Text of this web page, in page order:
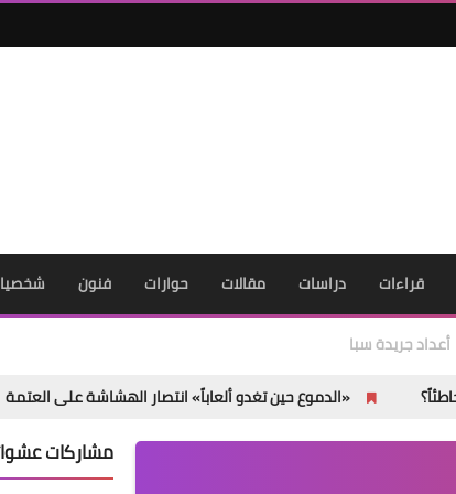
قراءات دراسات مقالات حوارات فنون
أعداد جريدة سبا
«الدموع حين تغدو ألعاباً» انتصار الهشاشة على العتمة حسن
مشاركات